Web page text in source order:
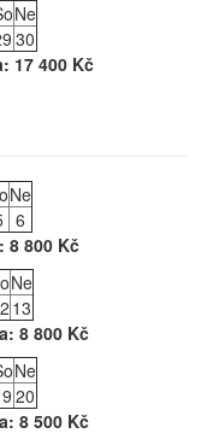
Ne
30
17 400 Kč
Ne
6
8 800 Kč
Ne
13
8 800 Kč
Ne
20
8 500 Kč